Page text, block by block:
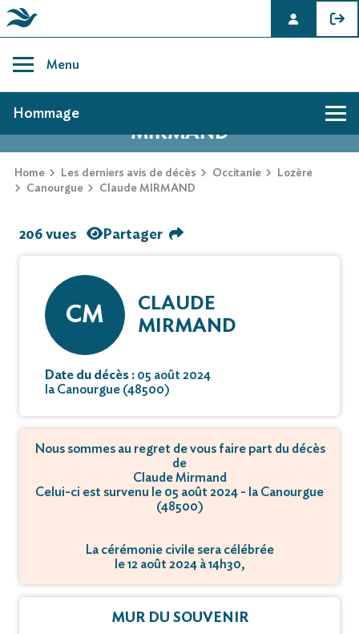
content
Menu
AVIS DE DÉCÈS DE CLAUDE
MIRMAND
Home Les derniers avis de décès Occitanie
Lozère
Canourgue
Claude MIRMAND
Hommage
206 vues Partager
CM
CLAUDE
MIRMAND
Date du décès : 05 août 2024
la Canourgue (48500)
Nous sommes au regret de vous faire part du décès
de
Claude Mirmand
Celui-ci est survenu le 05 août 2024 - la Canourgue
(48500)
La cérémonie civile sera célébrée
le 12 août 2024 à 14h30,
MUR DU SOUVENIR